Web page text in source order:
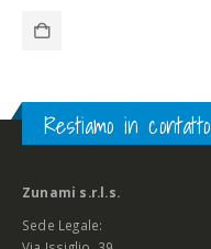
Restiamo in contatto
Zunami s.r.l.s.
Sede Legale: